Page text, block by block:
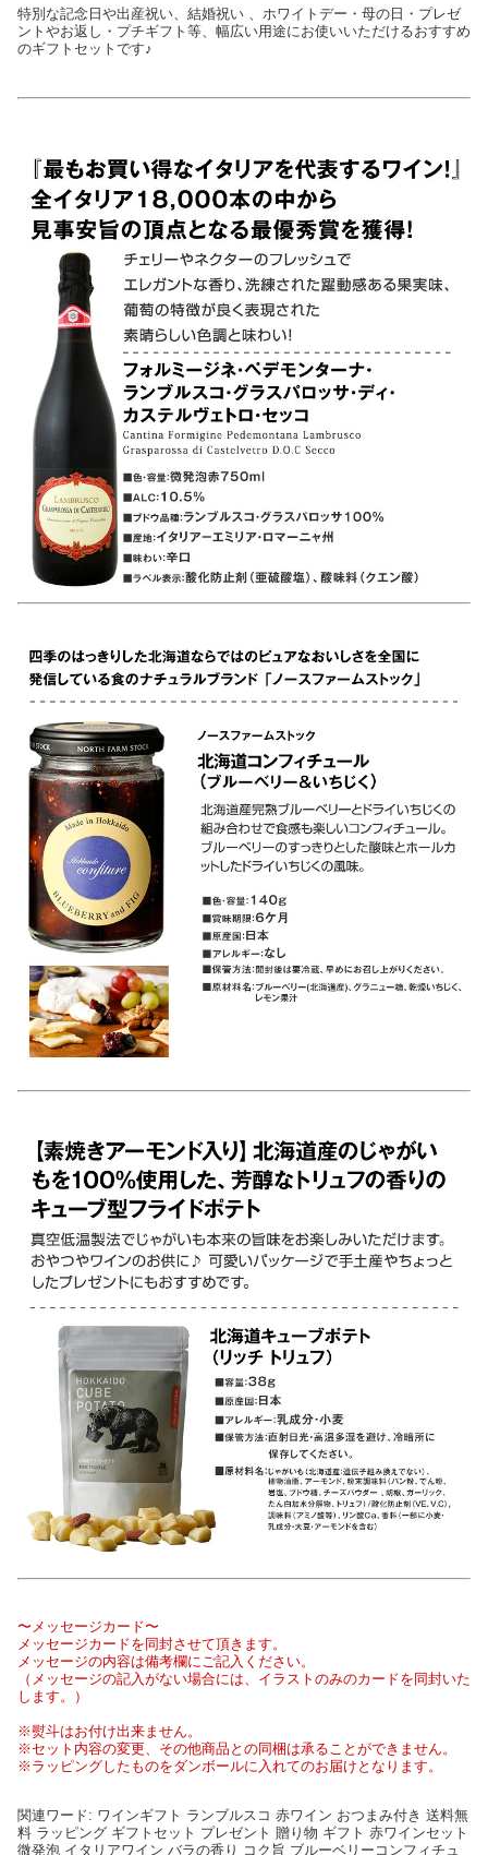
特別な記念日や出産祝い、結婚祝い 、ホワイトデー・母の日・プレゼ
ントやお返し・プチギフト等、幅広い用途にお使いいただけるおすすめ
のギフトセットです♪
〜メッセージカード〜
メッセージカードを同封させて頂きます。
メッセージの内容は備考欄にご記入ください。
（メッセージの記入がない場合には、イラストのみのカードを同封いた
します。）
※熨斗はお付け出来ません。
※セット内容の変更、その他商品との同梱は承ることができません。
※ラッピングしたものをダンボールに入れてのお届けとなります。
関連ワード: ワインギフト ランブルスコ 赤ワイン おつまみ付き 送料無
料 ラッピング ギフトセット プレゼント 贈り物 ギフト 赤ワインセット
微発泡 イタリアワイン バラの香り コク旨 ブルーベリーコンフィチュ